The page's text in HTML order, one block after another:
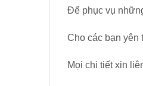
Để phục vụ
Cho các bạn yên
Mọi chi tiết xin